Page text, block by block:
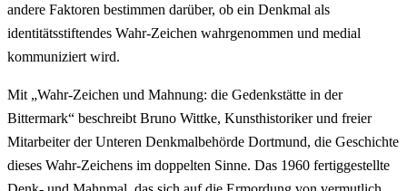
andere Faktoren bestimmen darüber, ob ein Denkmal als
identitätsstiftendes Wahr-Zeichen wahrgenommen und medial
kommuniziert wird.
Mit „Wahr-Zeichen und Mahnung: die Gedenkstätte in der
Bittermark“ beschreibt Bruno Wittke, Kunsthistoriker und freier
Mitarbeiter der Unteren Denkmalbehörde Dortmund, die Geschichte
dieses Wahr-Zeichens im doppelten Sinne. Das 1960 fertiggestellte